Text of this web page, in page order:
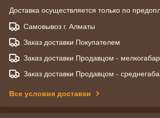
Доставка осуществляется только по
Самовывоз г. Алматы
Заказ доставки Покупателем
Заказ доставки Продавцом -
Заказ доставки Продавцом -
Все условия доставки